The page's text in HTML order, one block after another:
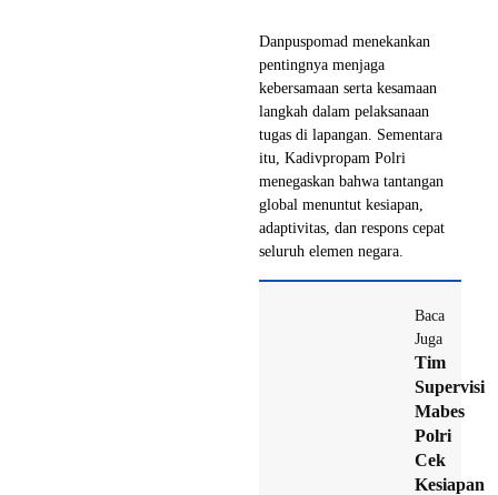
Danpuspomad menekankan
pentingnya menjaga
kebersamaan serta kesamaan
langkah dalam pelaksanaan
tugas di lapangan. Sementara
itu, Kadivpropam Polri
menegaskan bahwa tantangan
global menuntut kesiapan,
adaptivitas, dan respons cepat
seluruh elemen negara.
Baca
Juga
Tim
Supervisi
Mabes
Polri
Cek
Kesiapan